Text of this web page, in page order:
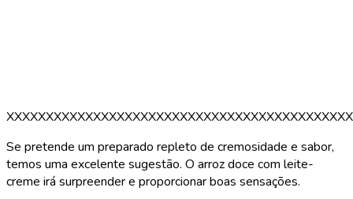
Se pretende um preparado repleto de cremosidade e sabor,
temos uma excelente sugestão. O arroz doce com leite-
creme irá surpreender e proporcionar boas sensações.